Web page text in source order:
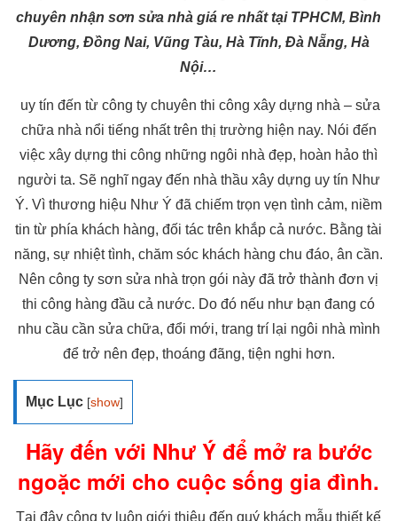
chuyên nhận sơn sửa nhà giá re nhất tại TPHCM, Bình
Dương, Đồng Nai, Vũng Tàu, Hà Tĩnh, Đà Nẵng, Hà
Nội…
uy tín đến từ công ty chuyên thi công xây dựng nhà – sửa
chữa nhà nổi tiếng nhất trên thị trường hiện nay. Nói đến
việc xây dựng thi công những ngôi nhà đẹp, hoàn hảo thì
người ta. Sẽ nghĩ ngay đến nhà thầu xây dựng uy tín Như
Ý. Vì thương hiệu Như Ý đã chiếm trọn vẹn tình cảm, niềm
tin từ phía khách hàng, đối tác trên khắp cả nước. Bằng tài
năng, sự nhiệt tình, chăm sóc khách hàng chu đáo, ân cần.
Nên công ty sơn sửa nhà trọn gói này đã trở thành đơn vị
thi công hàng đầu cả nước. Do đó nếu như bạn đang có
nhu cầu cần sửa chữa, đổi mới, trang trí lại ngôi nhà mình
để trở nên đẹp, thoáng đãng, tiện nghi hơn.
Mục Lục [show]
Hãy đến với Như Ý để mở ra bước
ngoặc mới cho cuộc sống gia đình.
Tại đây công ty luôn giới thiệu đến quý khách mẫu thiết kế